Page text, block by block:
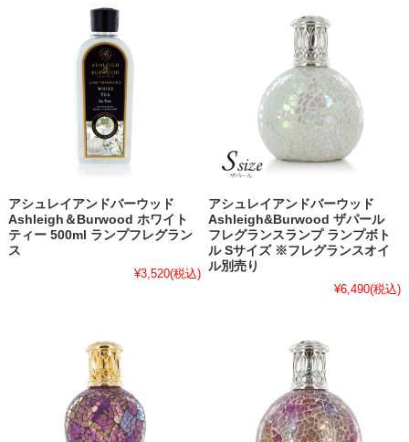
アシュレイアンドバーウッド
Ashleigh＆Burwood ホワイト
ティー 500ml ランプフレグラン
ス
¥3,520(税込)
アシュレイアンドバーウッド
Ashleigh&Burwood ザパール
フレグランスランプ ランプボト
ル Sサイズ ※フレグランスオイ
ル別売り
¥6,490(税込)